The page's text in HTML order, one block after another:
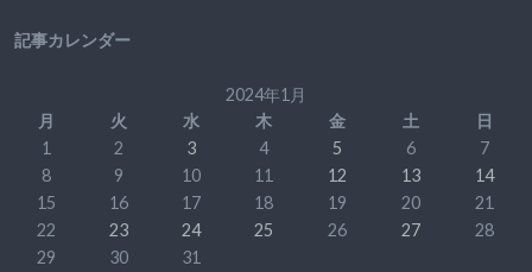
記事カレンダー
2024年1月
月
火 水 木 金 土
日
1
2 3 4 5 6
7
8
9 10 11 12 13
14
15
16 17 18 19 20
21
22
23 24 25 26 27
28
29
30 31